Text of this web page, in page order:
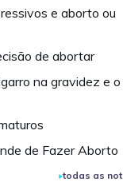
e aborto ou
de abortar
na gravidez e o
de Fazer Aborto
todas as